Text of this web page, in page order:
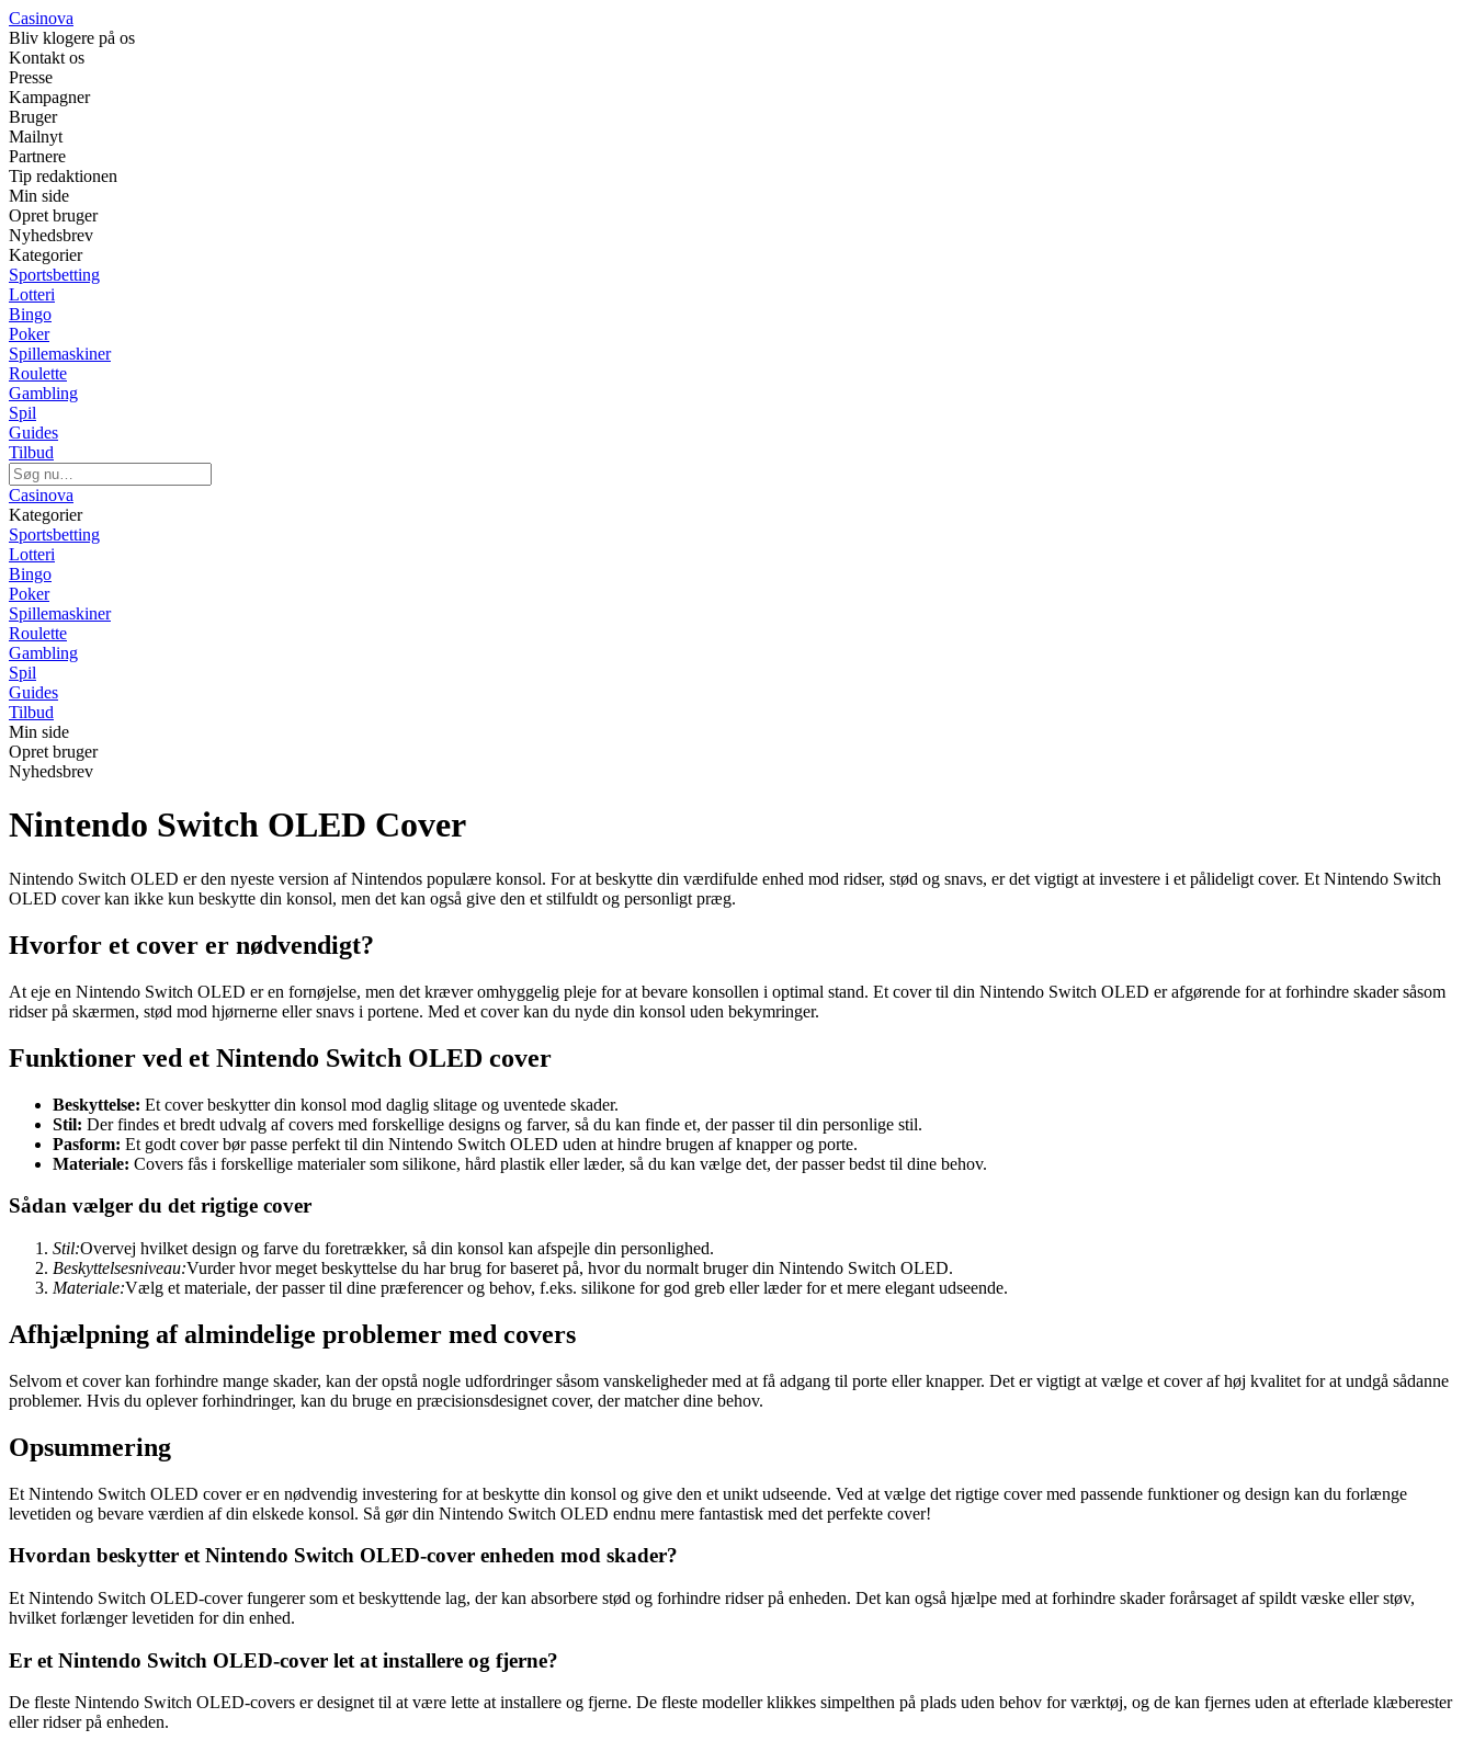
Casinova
Bliv klogere på os
Kontakt os
Presse
Kampagner
Bruger
Mailnyt
Partnere
Tip redaktionen
Min side
Opret bruger
Nyhedsbrev
Kategorier
Sportsbetting
Lotteri
Bingo
Poker
Spillemaskiner
Roulette
Gambling
Spil
Guides
Tilbud
Casinova
Kategorier
Sportsbetting
Lotteri
Bingo
Poker
Spillemaskiner
Roulette
Gambling
Spil
Guides
Tilbud
Min side
Opret bruger
Nyhedsbrev
Nintendo Switch OLED Cover
Nintendo Switch OLED er den nyeste version af Nintendos populære konsol. For at beskytte din værdifulde enhed mod ridser, stød og snavs, er det vigtigt at investere i et pålideligt cover. Et Nintendo Switch
OLED cover kan ikke kun beskytte din konsol, men det kan også give den et stilfuldt og personligt præg.
Hvorfor et cover er nødvendigt?
At eje en Nintendo Switch OLED er en fornøjelse, men det kræver omhyggelig pleje for at bevare konsollen i optimal stand. Et cover til din Nintendo Switch OLED er afgørende for at forhindre skader såsom
ridser på skærmen, stød mod hjørnerne eller snavs i portene. Med et cover kan du nyde din konsol uden bekymringer.
Funktioner ved et Nintendo Switch OLED cover
Beskyttelse: Et cover beskytter din konsol mod daglig slitage og uventede skader.
Stil: Der findes et bredt udvalg af covers med forskellige designs og farver, så du kan finde et, der passer til din personlige stil.
Pasform: Et godt cover bør passe perfekt til din Nintendo Switch OLED uden at hindre brugen af knapper og porte.
Materiale: Covers fås i forskellige materialer som silikone, hård plastik eller læder, så du kan vælge det, der passer bedst til dine behov.
Sådan vælger du det rigtige cover
Stil:Overvej hvilket design og farve du foretrækker, så din konsol kan afspejle din personlighed.
Beskyttelsesniveau:Vurder hvor meget beskyttelse du har brug for baseret på, hvor du normalt bruger din Nintendo Switch OLED.
Materiale:Vælg et materiale, der passer til dine præferencer og behov, f.eks. silikone for god greb eller læder for et mere elegant udseende.
Afhjælpning af almindelige problemer med covers
Selvom et cover kan forhindre mange skader, kan der opstå nogle udfordringer såsom vanskeligheder med at få adgang til porte eller knapper. Det er vigtigt at vælge et cover af høj kvalitet for at undgå sådanne
problemer. Hvis du oplever forhindringer, kan du bruge en præcisionsdesignet cover, der matcher dine behov.
Opsummering
Et Nintendo Switch OLED cover er en nødvendig investering for at beskytte din konsol og give den et unikt udseende. Ved at vælge det rigtige cover med passende funktioner og design kan du forlænge
levetiden og bevare værdien af din elskede konsol. Så gør din Nintendo Switch OLED endnu mere fantastisk med det perfekte cover!
Hvordan beskytter et Nintendo Switch OLED-cover enheden mod skader?
Et Nintendo Switch OLED-cover fungerer som et beskyttende lag, der kan absorbere stød og forhindre ridser på enheden. Det kan også hjælpe med at forhindre skader forårsaget af spildt væske eller støv,
hvilket forlænger levetiden for din enhed.
Er et Nintendo Switch OLED-cover let at installere og fjerne?
De fleste Nintendo Switch OLED-covers er designet til at være lette at installere og fjerne. De fleste modeller klikkes simpelthen på plads uden behov for værktøj, og de kan fjernes uden at efterlade klæberester
eller ridser på enheden.